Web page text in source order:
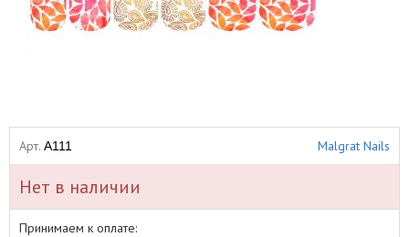
Арт. A111 Malgrat Nails
Нет в наличии
Принимаем к оплате: